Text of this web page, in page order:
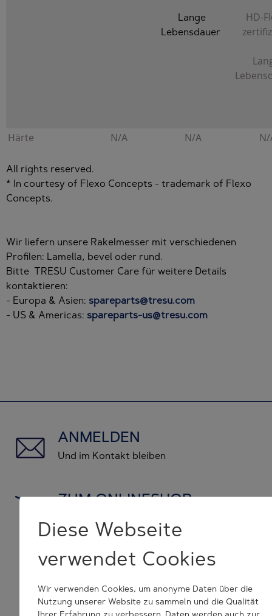
Lange
Lebensdauer
HD-
Härte N/A N/A N/
All rights reserved.
* In courtesy of Flexo Concepts - trademark of Flexo
Concepts.
Wir liefern unsere Rakelmesser mit verschiedenen
Profilen: Lamella, bevel oder rund.
Bitte TRESU Customer Care für weitere Details
kontaktieren:
- Europa & Asien: spareparts@tresu.com
- US & Americas: spareparts-us@tresu.com
ANMELDEN
Und im Kontakt bleiben
ZUM ONLINESHOP
KONTAKT NEHMEN
Diese Webseite
verwendet Cookies
Wir verwenden Cookies, um anonyme Daten über die
Nutzung unserer Website zu sammeln und die Qualität